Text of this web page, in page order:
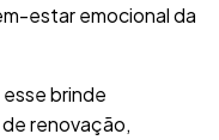
estar emocional da
brinde
renovação,